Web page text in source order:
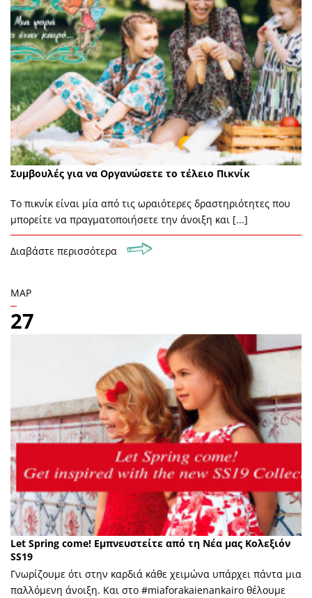
Συμβουλές για να Οργανώσετε το τέλειο Πικνίκ
To πικνίκ είναι μία από τις ωραιότερες δραστηριότητες που
μπορείτε να πραγματοποιήσετε την άνοιξη και [...]
Διαβάστε περισσότερα
ΜΑΡ
27
Let Spring come! Εμπνευστείτε από τη Νέα μας Κολεξιόν
SS19
Γνωρίζουμε ότι στην καρδιά κάθε χειμώνα υπάρχει πάντα μια
παλλόμενη άνοιξη. Και στο #miaforakaienankairo θέλουμε